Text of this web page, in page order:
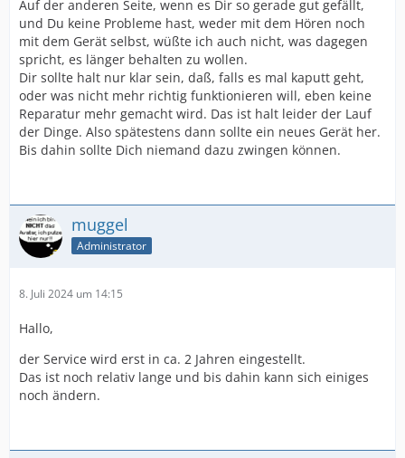
Auf der anderen Seite, wenn es Dir so gerade gut gefällt,
und Du keine Probleme hast, weder mit dem Hören noch
mit dem Gerät selbst, wüßte ich auch nicht, was dagegen
spricht, es länger behalten zu wollen.
Dir sollte halt nur klar sein, daß, falls es mal kaputt geht,
oder was nicht mehr richtig funktionieren will, eben keine
Reparatur mehr gemacht wird. Das ist halt leider der Lauf
der Dinge. Also spätestens dann sollte ein neues Gerät her.
Bis dahin sollte Dich niemand dazu zwingen können.
muggel
Administrator
8. Juli 2024 um 14:15
Hallo,
der Service wird erst in ca. 2 Jahren eingestellt.
Das ist noch relativ lange und bis dahin kann sich einiges
noch ändern.